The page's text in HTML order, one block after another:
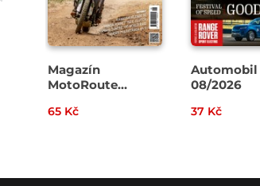
Magazín
MotoRoute
65 Kč
Automobil
08/2026
37 Kč